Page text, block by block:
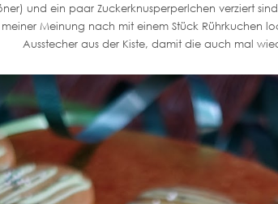
und ein paar Zuckerknusperperlchen verziert
Meinung nach mit einem Stück Rührkuchen
Ausstecher aus der Kiste, damit die auch mal